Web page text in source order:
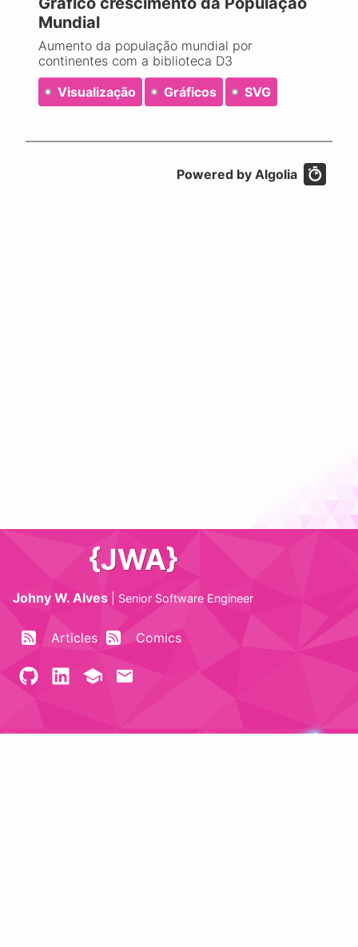
Mundial
Aumento da população mundial por
continentes com a biblioteca D3
Visualização
Gráficos SVG
Powered by Algolia
{JWA}
Johny W. Alves Senior Software Engineer
Articles Comics